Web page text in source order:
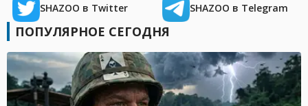
SHAZOO в Twitter SHAZOO в Telegram
ПОПУЛЯРНОЕ СЕГОДНЯ